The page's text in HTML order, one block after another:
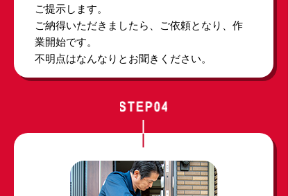
ご提示します。
ご納得いただきましたら、ご依頼となり、作
業開始です。
不明点はなんなりとお聞きください。